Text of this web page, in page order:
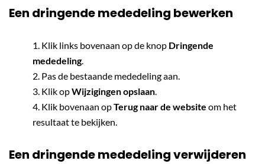
Een dringende mededeling bewerken
Klik links bovenaan op de knop Dringende
mededeling.
Pas de bestaande mededeling aan.
Klik opWijzigingen opslaan.
Klik bovenaan opTerug naar de website om het
resultaat te bekijken.
Een dringende mededeling verwijderen